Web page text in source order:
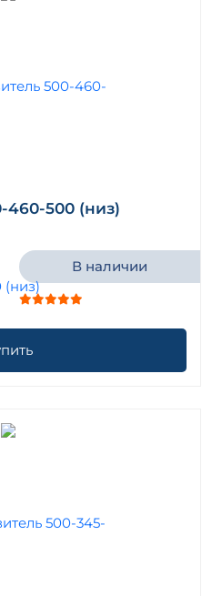
460-500 (низ)
В наличии